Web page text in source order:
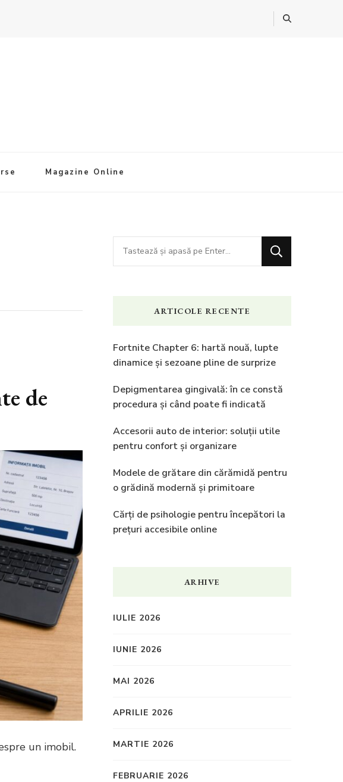
Magazine Online
de
un imobil.
Cauți
ceva?
ARTICOLE RECENTE
Fortnite Chapter 6: hartă nouă, lupte
dinamice și sezoane pline de surprize
Depigmentarea gingivală: în ce constă
procedura și când poate fi indicată
Accesorii auto de interior: soluții utile
pentru confort și organizare
Modele de grătare din cărămidă pentru
o grădină modernă și primitoare
Cărți de psihologie pentru începători la
prețuri accesibile online
ARHIVE
IULIE 2026
IUNIE 2026
MAI 2026
APRILIE 2026
MARTIE 2026
FEBRUARIE 2026